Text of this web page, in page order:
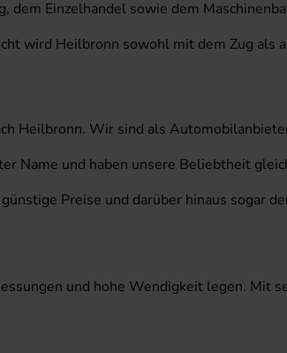
Einzelhandel sowie dem
wird Heilbronn sowohl mit dem Zug als
Heilbronn. Wir sind als
Name und haben unsere Beliebtheit
Preise und darüber hinaus sogar
und hohe Wendigkeit legen. Mit